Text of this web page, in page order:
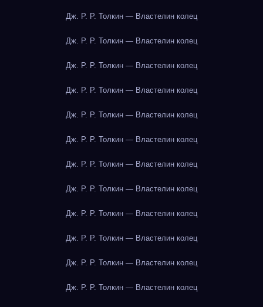
Дж. Р. Р. Толкин — Властелин колец
Дж. Р. Р. Толкин — Властелин колец
Дж. Р. Р. Толкин — Властелин колец
Дж. Р. Р. Толкин — Властелин колец
Дж. Р. Р. Толкин — Властелин колец
Дж. Р. Р. Толкин — Властелин колец
Дж. Р. Р. Толкин — Властелин колец
Дж. Р. Р. Толкин — Властелин колец
Дж. Р. Р. Толкин — Властелин колец
Дж. Р. Р. Толкин — Властелин колец
Дж. Р. Р. Толкин — Властелин колец
Дж. Р. Р. Толкин — Властелин колец